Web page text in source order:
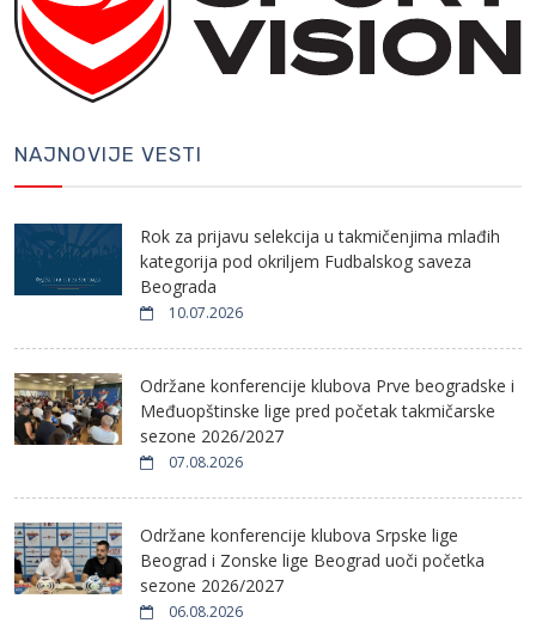
NAJNOVIJE VESTI
Rok za prijavu selekcija u takmičenjima mlađih
kategorija pod okriljem Fudbalskog saveza
Beograda
10.07.2026
Održane konferencije klubova Prve beogradske i
Međuopštinske lige pred početak takmičarske
sezone 2026/2027
07.08.2026
Održane konferencije klubova Srpske lige
Beograd i Zonske lige Beograd uoči početka
sezone 2026/2027
06.08.2026